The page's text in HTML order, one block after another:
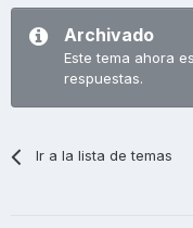
Archivado
Este tema ahora
respuestas.
Ir a la lista de temas